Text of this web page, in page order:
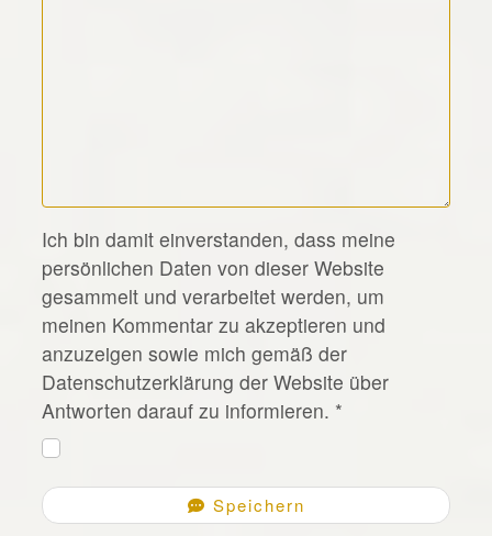
*
Ich bin damit einverstanden, dass meine
persönlichen Daten von dieser Website
gesammelt und verarbeitet werden, um
meinen Kommentar zu akzeptieren und
anzuzeigen sowie mich gemäß der
Datenschutzerklärung der Website über
Antworten darauf zu informieren. *
Speichern